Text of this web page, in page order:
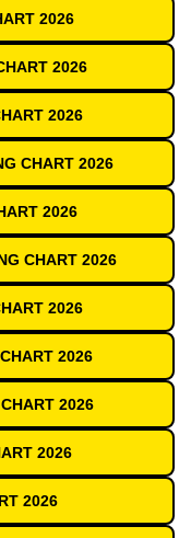
2026
2026
2026
CHART 2026
2026
CHART 2026
2026
2026
2026
2026
2026